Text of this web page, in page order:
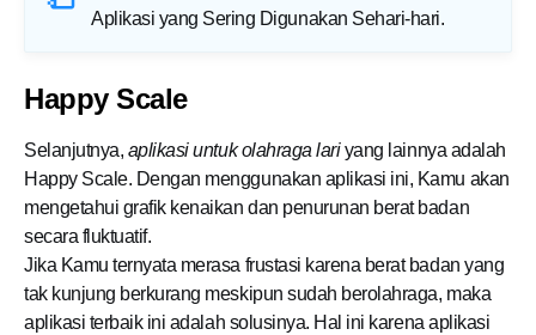
Aplikasi yang Sering Digunakan Sehari-hari.
Happy Scale
Selanjutnya, aplikasi untuk olahraga lariyang lainnya adalah
Happy Scale. Dengan menggunakan aplikasi ini, Kamu akan
mengetahui grafik kenaikan dan penurunan berat badan
secara fluktuatif.
Jika Kamu ternyata merasa frustasi karena berat badan yang
tak kunjung berkurang meskipun sudah berolahraga, maka
aplikasi terbaik ini adalah solusinya. Hal ini karena aplikasi